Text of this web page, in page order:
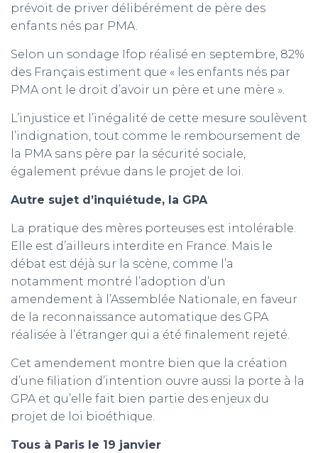
prévoit de priver délibérément de père des
enfants nés par PMA.
Selon un sondage Ifop réalisé en septembre, 82%
des Français estiment que « les enfants nés par
PMA ont le droit d’avoir un père et une mère ».
L’injustice et l’inégalité de cette mesure soulèvent
l’indignation, tout comme le remboursement de
la PMA sans père par la sécurité sociale,
également prévue dans le projet de loi.
Autre sujet d’inquiétude, la GPA
La pratique des mères porteuses est intolérable.
Elle est d’ailleurs interdite en France. Mais le
débat est déjà sur la scène, comme l’a
notamment montré l’adoption d’un
amendement à l’Assemblée Nationale, en faveur
de la reconnaissance automatique des GPA
réalisée à l’étranger qui a été finalement rejeté.
Cet amendement montre bien que la création
d’une filiation d’intention ouvre aussi la porte à la
GPA et qu’elle fait bien partie des enjeux du
projet de loi bioéthique.
Tous à Paris le 19 janvier